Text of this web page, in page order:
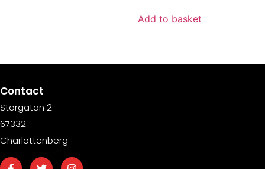
Add to basket
Contact
Storgatan 2
67332
Charlottenberg